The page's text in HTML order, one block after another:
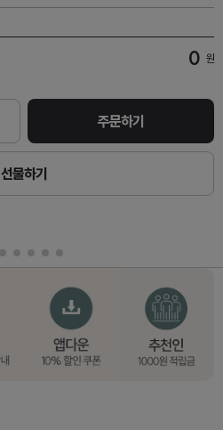
0 원
주문하기
선물하기